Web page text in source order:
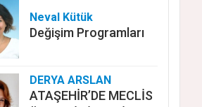
Neval Kütük
Değişim Programları
DERYA ARSLAN
ATAŞEHİR’DE MECLİS